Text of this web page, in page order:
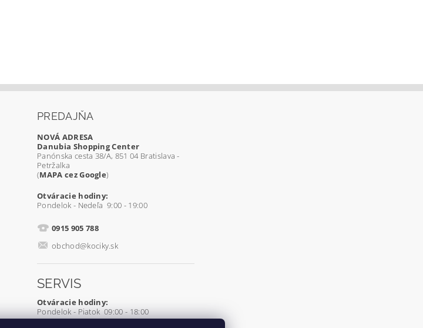
PREDAJŇA
NOVÁ ADRESA
Danubia Shopping Center
Panónska cesta 38/A, 851 04 Bratislava -
Petržalka
(MAPA cez Google)
Otváracie hodiny:
Pondelok - Nedeľa 9:00 - 19:00
0915 905 788
obchod@kociky.sk
SERVIS
Otváracie hodiny:
Pondelok - Piatok 09:00 - 18:00